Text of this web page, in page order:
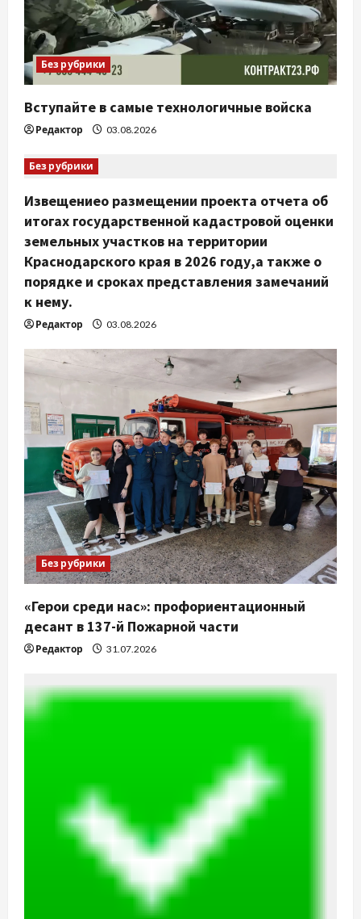
Без рубрики
Вступайте в самые технологичные войска
Редактор 03.08.2026
Без рубрики
Извещениео размещении проекта отчета об
итогах государственной кадастровой оценки
земельных участков на территории
Краснодарского края в 2026 году,а также о
порядке и сроках представления замечаний
к нему.
Редактор 03.08.2026
Без рубрики
«Герои среди нас»: профориентационный
десант в 137-й Пожарной части
Редактор 31.07.2026